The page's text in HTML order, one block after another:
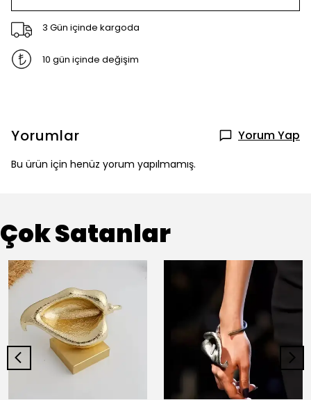
3 Gün içinde kargoda
10 gün içinde değişim
Yorumlar Yorum Yap
Bu ürün için henüz yorum yapılmamış.
Çok Satanlar